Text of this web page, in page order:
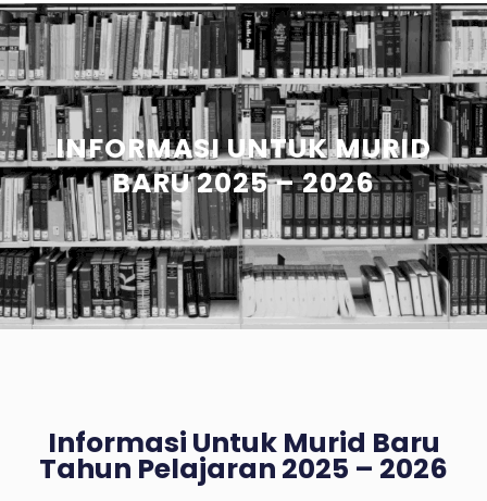
INFORMASI UNTUK MURID
BARU 2025 – 2026
Informasi Untuk Murid Baru
Tahun Pelajaran 2025 – 2026